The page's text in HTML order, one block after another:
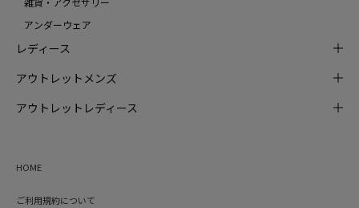
アンダーウェア
レディース
アウトレットメンズ
アウトレットレディース
HOME
ご利用規約について